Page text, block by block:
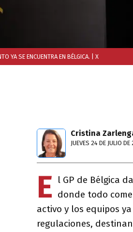
YA SE ENCUENTRA EN BÉLGICA. | X
Cristina
JUEVES 24 DE JULIO DE
E
l GP de Bélgica
donde todo
activo y los equipos
regulaciones,